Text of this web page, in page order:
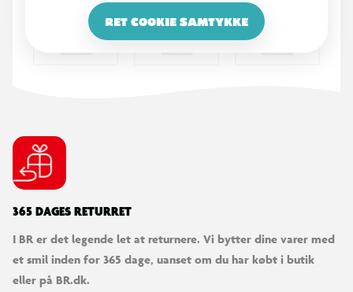
RET COOKIE SAMTYKKE
365 DAGES RETURRET
I BR er det legende let at returnere. Vi bytter dine varer med
et smil inden for 365 dage, uanset om du har købt i butik
eller på BR.dk.